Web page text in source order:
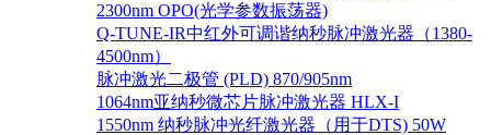
2300nm OPO(光学参数振荡器)
Q-TUNE-IR中红外可调谐纳秒脉冲激光器（1380-
4500nm）
脉冲激光二极管 (PLD) 870/905nm
1064nm亚纳秒微芯片脉冲激光器 HLX-I
1550nm 纳秒脉冲光纤激光器（用于DTS) 50W